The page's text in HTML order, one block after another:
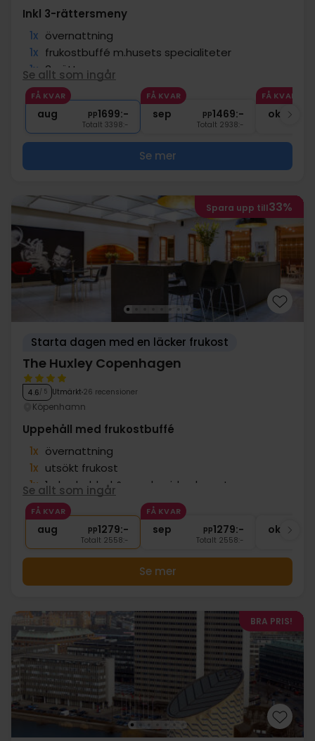
Inkl 3-rättersmeny
1x övernattning
1x frukostbuffé m.husets specialiteter
1x 3-rättersmeny
1x 1 glas vin och snacks
1x kaffe att ta med
Se allt som ingår
FÅ KVAR
aug pp1699:-
Totalt 3398:-
FÅ KVAR
sep pp1469:-
Totalt 2938:-
FÅ KVAR
okt
Se mer
Spara upp till33%
Starta dagen med en läcker frukost
The Huxley Copenhagen
4.6/ 5 Utmärkt 26 recensioner
Köpenhamn
Uppehåll med frukostbuffé
1x övernattning
1x utsökt frukost
1x 1 glas bubbel & snacks vid ankomst
∞ Sen utcheckning
∞ Gratis internet
Se allt som ingår
FÅ KVAR
aug pp1279:-
Totalt 2558:-
FÅ KVAR
sep pp1279:-
Totalt 2558:-
okt
Se mer
BRA PRIS!